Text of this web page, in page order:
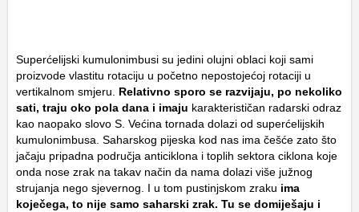
Superćelijski kumulonimbusi su jedini olujni oblaci koji sami
proizvode vlastitu rotaciju u početno nepostojećoj rotaciji u
vertikalnom smjeru. Relativno sporo se razvijaju, po nekoliko
sati, traju oko pola dana i imaju karakterističan radarski odraz
kao naopako slovo S. Većina tornada dolazi od superćelijskih
kumulonimbusa. Saharskog pijeska kod nas ima češće zato što
jačaju pripadna područja anticiklona i toplih sektora ciklona koje
onda nose zrak na takav način da nama dolazi više južnog
strujanja nego sjevernog. I u tom pustinjskom zraku ima
koječega, to nije samo saharski zrak. Tu se domiješaju i